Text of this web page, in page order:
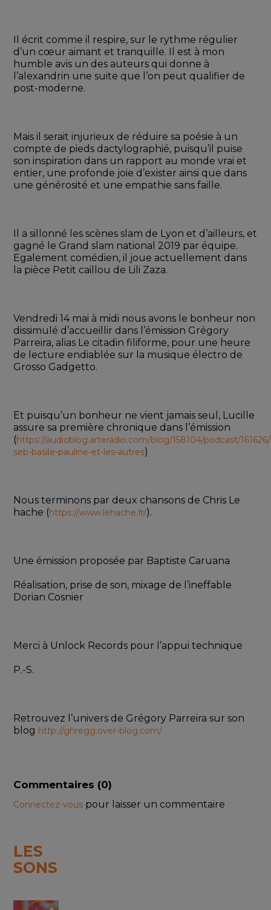
Il écrit comme il respire, sur le rythme régulier
d’un cœur aimant et tranquille. Il est à mon
humble avis un des auteurs qui donne à
l’alexandrin une suite que l’on peut qualifier de
post-moderne.
Mais il serait injurieux de réduire sa poésie à un
compte de pieds dactylographié, puisqu’il puise
son inspiration dans un rapport au monde vrai et
entier, une profonde joie d’exister ainsi que dans
une générosité et une empathie sans faille.
Il a sillonné les scènes slam de Lyon et d’ailleurs, et
gagné le Grand slam national 2019 par équipe.
Egalement comédien, il joue actuellement dans
la pièce Petit caillou de Lili Zaza.
Vendredi 14 mai à midi nous avons le bonheur non
dissimulé d’accueillir dans l’émission Grégory
Parreira, alias Le citadin filiforme, pour une heure
de lecture endiablée sur la musique électro de
Grosso Gadgetto.
Et puisqu’un bonheur ne vient jamais seul, Lucille
assure sa première chronique dans l’émission
(https://audioblog.arteradio.com/blog/158104/podcast/
seb-basile-pauline-et-les-autres)
Nous terminons par deux chansons de Chris Le
hache (https://www.lehache.fr/).
Une émission proposée par Baptiste Caruana
Réalisation, prise de son, mixage de l’ineffable
Dorian Cosnier
Merci à Unlock Records pour l’appui technique
P.-S.
Retrouvez l’univers de Grégory Parreira sur son
blog http://ghregg.over-blog.com/
Commentaires (0)
Connectez-vous pour laisser un commentaire
LES
SONS